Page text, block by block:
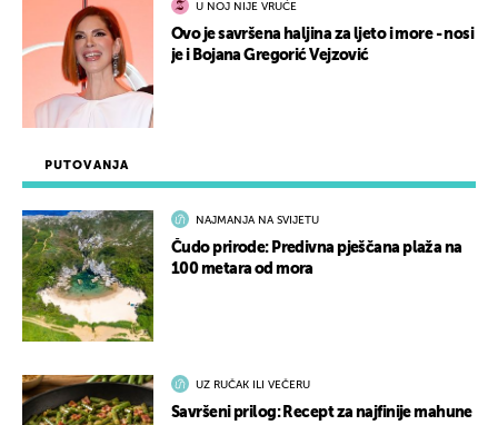
PUTOVANJA
NAJMANJA NA SVIJETU
Čudo prirode: Predivna pješčana plaža na
100 metara od mora
UZ RUČAK ILI VEČERU
Savršeni prilog: Recept za najfinije mahune
U NOJ NIJE VRUĆE
Ovo je savršena haljina za ljeto i more - nosi
je i Bojana Gregorić Vejzović